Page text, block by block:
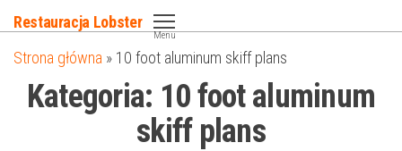
do
treści
Restauracja Lobster
Menu
Strona główna » 10 foot aluminum skiff plans
Kategoria: 10 foot aluminum
skiff plans